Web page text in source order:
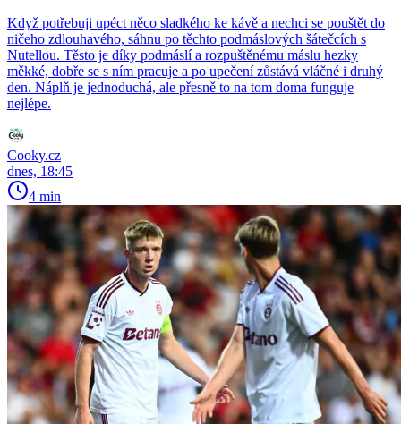
Když potřebuji upéct něco sladkého ke kávě a nechci se pouštět do
ničeho zdlouhavého, sáhnu po těchto podmáslových šátečcích s
Nutellou. Těsto je díky podmáslí a rozpuštěnému máslu hezky
měkké, dobře se s ním pracuje a po upečení zůstává vláčné i druhý
den. Náplň je jednoduchá, ale přesně to na tom doma funguje
nejlépe.
Cooky.cz
dnes, 18:45
4 min